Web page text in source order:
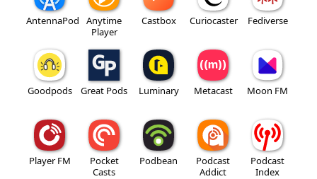
AntennaPod
Anytime
Player
Castbox Curiocaster Fediverse
Goodpods Great Pods Luminary Metacast Moon FM
Player FM
Pocket
Casts
Podbean
Podcast
Addict
Podcast
Index